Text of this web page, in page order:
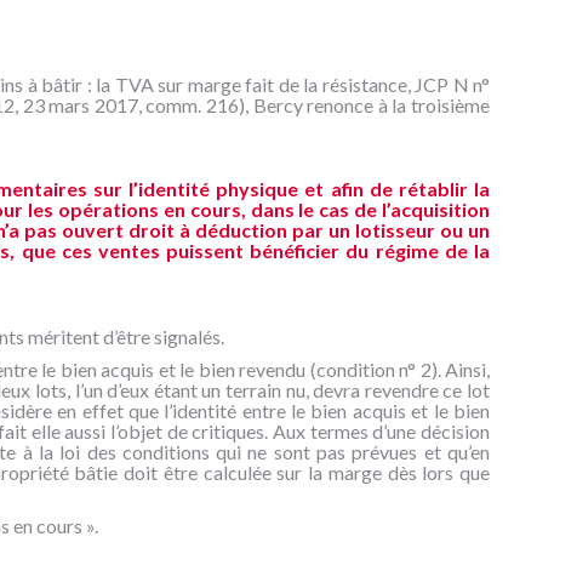
à bâtir : la TVA sur marge fait de la résistance, JCP N n°
23 mars 2017, comm. 216), Bercy renonce à la troisième
sur l’identité physique et afin de rétablir la
les opérations en cours, dans le cas de l’acquisition
pas ouvert droit à déduction par un lotisseur ou un
que ces ventes puissent bénéficier du régime de la
méritent d’être signalés.
le bien acquis et le bien revendu (condition n° 2). Ainsi,
lots, l’un d’eux étant un terrain nu, devra revendre ce lot
en effet que l’identité entre le bien acquis et le bien
elle aussi l’objet de critiques. Aux termes d’une décision
la loi des conditions qui ne sont pas prévues et qu’en
bâtie doit être calculée sur la marge dès lors que
en cours ».